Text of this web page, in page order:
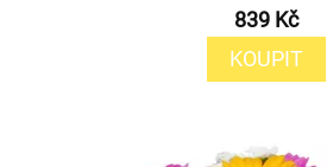
839 Kč
KOUPIT